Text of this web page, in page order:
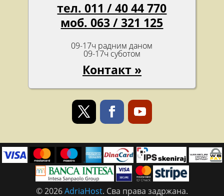
тел. 011 / 40 44 770
моб. 063 / 321 125
09-17ч радним даном
09-17ч суботом
Контакт »
© 2026AdriaHost. Сва права задржана.